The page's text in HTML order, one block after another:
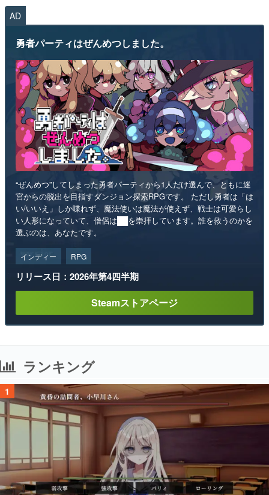
AD
勇者パーティはぜんめつしました。
“ぜんめつ”してしまった勇者パーティから1人だけ選んで、ともに迷
宮からの脱出を目指すダンジョン探索RPGです。 ただし勇者は「は
い/いいえ」しか喋れず、魔法使いは魔法が使えず、戦士は可愛らし
い人形になっていて、僧侶は██を崇拝しています。誰を救うのかを
選ぶのは、あなたです。
インディー RPG
リリース日：2026年第4四半期
Steamストアページ
ランキング
1